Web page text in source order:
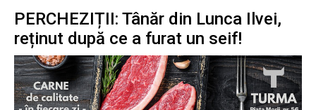
PERCHEZIȚII: Tânăr din Lunca Ilvei,
reținut după ce a furat un seif!